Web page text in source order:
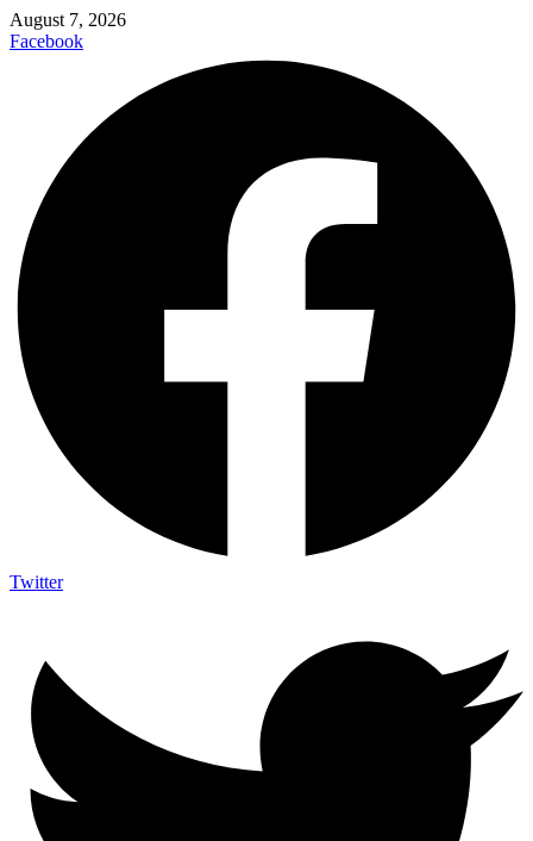
August 7, 2026
Facebook
Twitter